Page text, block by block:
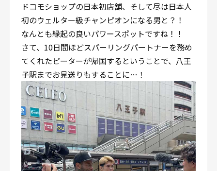
ドコモショップの日本初店舗、そして尽は日本人
初のウェルター級チャンピオンになる男と？！
なんとも縁起の良いパワースポットですね！！
さて、10日間ほどスパーリングパートナーを務め
てくれたピーターが帰国するということで、八王
子駅までお見送りもすることに…！